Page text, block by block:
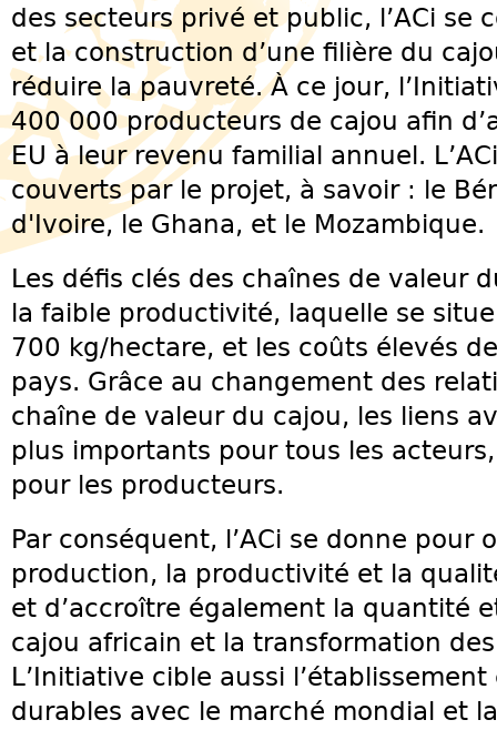
des secteurs privé et public, l’ACi se
et la construction d’une filière du
réduire la pauvreté. À ce jour,
400 000 producteurs de cajou afin
EU à leur revenu familial annuel.
couverts par le projet, à savoir : le
d'Ivoire, le Ghana, et le Mozambique.
Les défis clés des chaînes de valeur
la faible productivité, laquelle se
700 kg/hectare, et les coûts élevés
pays. Grâce au changement des
chaîne de valeur du cajou, les liens
plus importants pour tous les
pour les producteurs.
Par conséquent, l’ACi se donne pour
production, la productivité et la
et d’accroître également la quantité
cajou africain et la transformation
L’Initiative cible aussi
durables avec le marché mondial et